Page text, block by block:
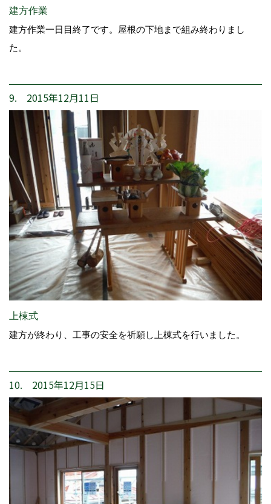
建方作業
建方作業一日目終了です。屋根の下地まで組み終わりまし
た。
9. 2015年12月11日
上棟式
建方が終わり、工事の安全を祈願し上棟式を行いました。
10. 2015年12月15日